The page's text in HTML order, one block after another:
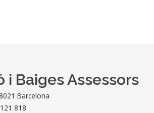
i Baiges Assessors
Barcelona
818